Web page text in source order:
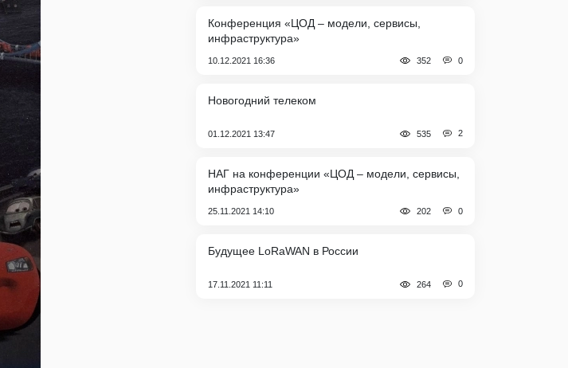
Конференция «ЦОД – модели, сервисы,
инфраструктура»
10.12.2021 16:36 352 0
Новогодний телеком
01.12.2021 13:47 535 2
НАГ на конференции «ЦОД – модели, сервисы,
инфраструктура»
25.11.2021 14:10 202 0
Будущее LoRaWAN в России
17.11.2021 11:11 264 0